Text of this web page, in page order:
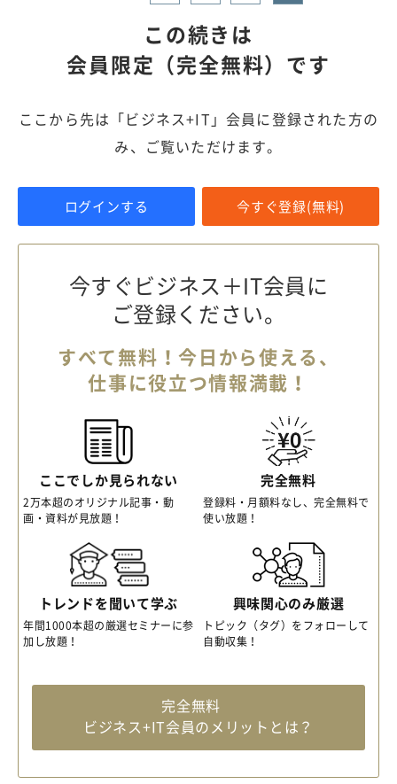
この続きは
会員限定（完全無料）です
ここから先は「ビジネス+IT」会員に登録された方の
み、ご覧いただけます。
ログインする 今すぐ登録(無料)
今すぐビジネス＋IT会員に
ご登録ください。
すべて無料！今日から使える、
仕事に役立つ情報満載！
ここでしか見られない
2万本超のオリジナル記事・動
画・資料が見放題！
完全無料
登録料・月額料なし、完全無料で
使い放題！
トレンドを聞いて学ぶ
年間1000本超の厳選セミナーに参
加し放題！
興味関心のみ厳選
トピック（タグ）をフォローして
自動収集！
完全無料
ビジネス+IT会員のメリットとは？